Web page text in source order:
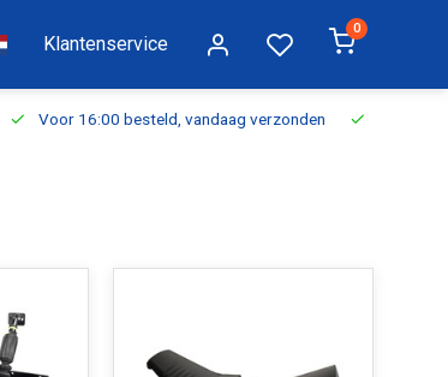
Klantenservice
0
Voor 16:00 besteld, vandaag verzonden Gratis